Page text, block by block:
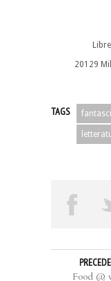
20129
TAGS
Food @